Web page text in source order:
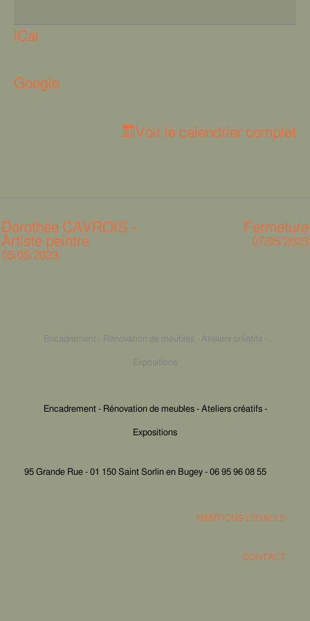
iCal
Google
Voir le calendrier complet
Dorothée CAVROIS –
Artiste peintre
05/05/2023
Fermeture
07/05/2023
Encadrement - Rénovation de meubles - Ateliers créatifs -
Expositions
Encadrement - Rénovation de meubles - Ateliers créatifs -
Expositions
95 Grande Rue - 01 150 Saint Sorlin en Bugey - 06 95 96 08 55
MENTIONS LÉGALES
CONTACT